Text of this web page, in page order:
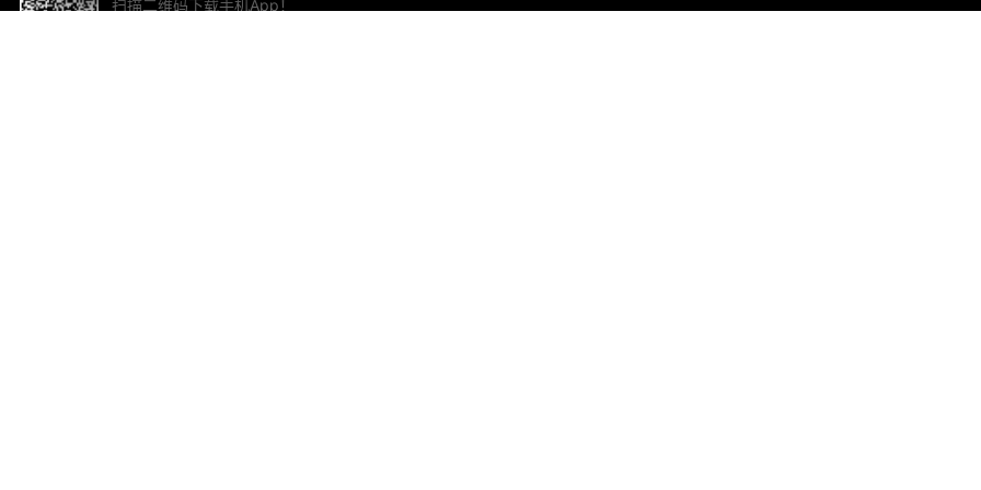
扫描二维码下载手机App！